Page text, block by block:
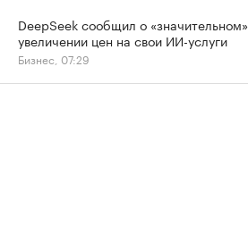
DeepSeek сообщил о «значительном»
увеличении цен на свои ИИ-услуги
Бизнес, 07:29